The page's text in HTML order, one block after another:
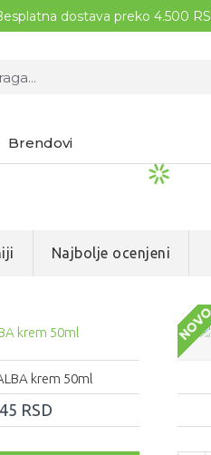
dostava preko 4.500
Brendovi
Najbolje ocenjeni
krem 50ml
RSD